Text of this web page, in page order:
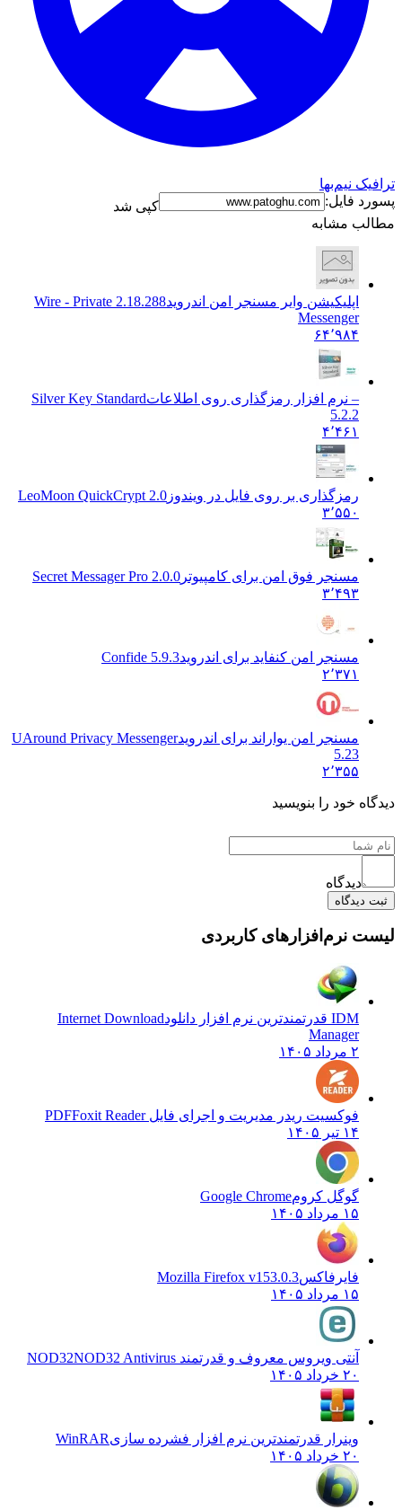
ترافیک نیم‌بها
پسورد فایل:
کپی شد
مطالب مشابه
اپلیکیشن وایر مسنجر امن اندروید
2.18.288 Wire - Private
Messenger
۶۴٬۹۸۴
– نرم افزار رمزگذاری روی اطلاعاتSilver Key Standard
5.2.2
۴٬۴۶۱
رمزگذاری بر روی فایل در ویندوز LeoMoon QuickCrypt 2.0
۳٬۵۵۰
مسنجر فوق امن برای کامپیوتر Secret Messager Pro 2.0.0
۳٬۴۹۳
مسنجر امن کنفاید برای اندرویدConfide 5.9.3
۲٬۳۷۱
مسنجر امن یواراند برای اندرویدUAround Privacy Messenger
5.23
۲٬۳۵۵
دیدگاه خود را بنویسید
دیدگاه
ثبت دیدگاه
لیست نرم‌افزارهای کاربردی
IDM قدرتمندترین نرم افزار دانلود
Internet Download
Manager
۲ مرداد ۱۴۰۵
فوکسیت ریدر مدیریت و اجرای فایل PDFFoxit Reader
۱۴ تیر ۱۴۰۵
گوگل کرومGoogle Chrome
۱۵ مرداد ۱۴۰۵
فایرفاکسMozilla Firefox v153.0.3
۱۵ مرداد ۱۴۰۵
آنتی ویروس معروف و قدرتمند NOD32 NOD32 Antivirus
۲۰ خرداد ۱۴۰۵
وینرار قدرتمندترین نرم افزار فشرده سازیWinRAR
۲۰ خرداد ۱۴۰۵